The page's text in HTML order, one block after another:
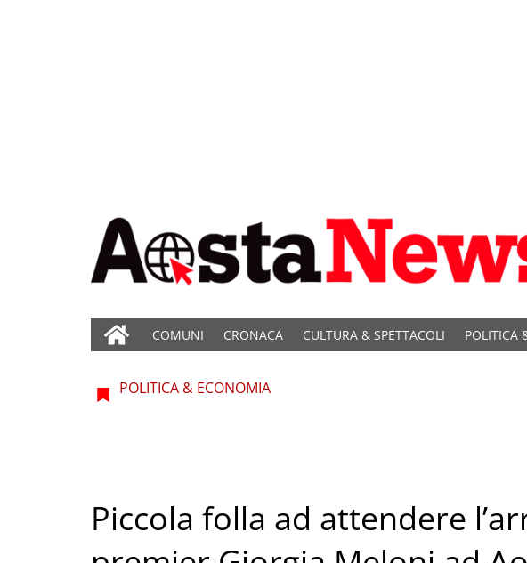
COMUNI CRONACA CULTURA & SPETTACOLI POLITICA
POLITICA & ECONOMIA
Piccola folla ad attendere